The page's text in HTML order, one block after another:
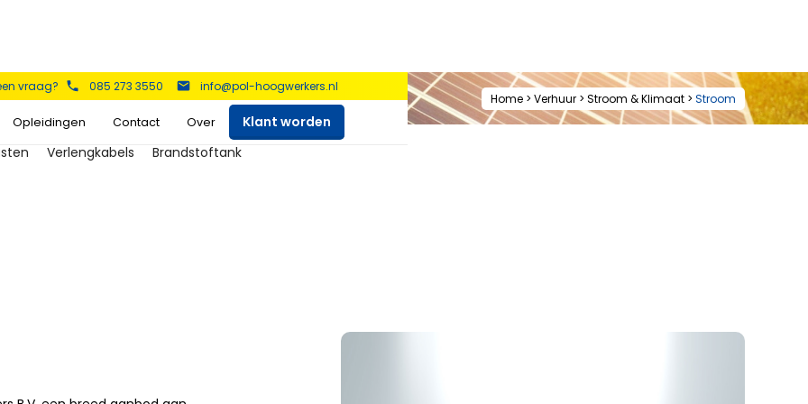
vraag? 085 273 3550 info@pol-hoogwerkers.nl
Opleidingen Contact Over Klant worden
Home > Verhuur > Stroom & Klimaat > Stroom
Verlengkabels Brandstoftank